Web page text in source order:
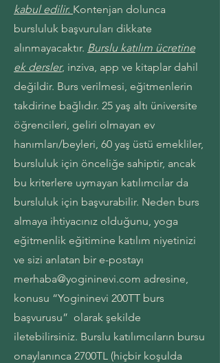
kabul edilir. Kontenjan dolunca
bursluluk başvuruları dikkate
alınmayacaktır. Burslu katılım ücretine
ek dersler, inziva, app ve kitaplar dahil
değildir. Burs verilmesi, eğitmenlerin
takdirine bağlıdır. 25 yaş altı üniversite
öğrencileri, geliri olmayan ev
hanımları/beyleri, 60 yaş üstü emekliler,
bursluluk için önceliğe sahiptir, ancak
bu kriterlere uymayan katılımcılar da
bursluluk için başvurabilir. Neden burs
almaya ihtiyacınız olduğunu, yoga
eğitmenlik eğitimine katılım niyetinizi
ve sizi anlatan bir e-postayı
merhaba@yogininevi.com adresine,
konusu “Yogininevi 200TT burs
başvurusu” olarak şekilde
iletebilirsiniz. Burslu katılımcıların bursu
onaylanınca 2700TL (hiçbir koşulda